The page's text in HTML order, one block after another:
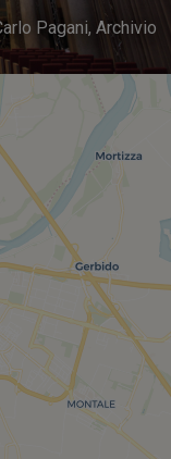
Pagani, Archivio